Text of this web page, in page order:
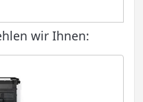
wir Ihnen: